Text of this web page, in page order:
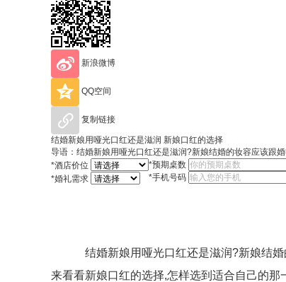
新浪微博
QQ空间
复制链接
结婚新娘用哑光口红还是滋润 新娘口红的选择
导语：​结婚新娘用哑光口红还是滋润?新娘结婚的妆容应该跟
*酒店价位
*婚礼需求
*预期桌数
*手机号码
结婚新娘用哑光口红还是滋润?新娘结婚
来看看新娘口红的选择,怎样选到适合自己的那